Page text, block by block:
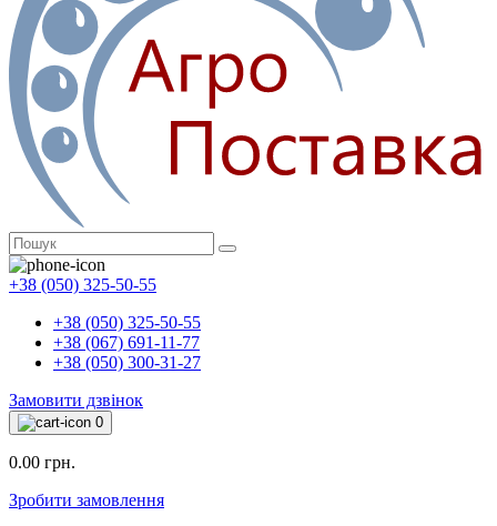
+38 (050) 325-50-55
+38 (050) 325-50-55
+38 (067) 691-11-77
+38 (050) 300-31-27
Замовити дзвінок
0
0.00 грн.
Зробити замовлення